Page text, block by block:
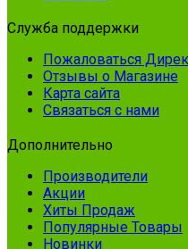
Служба поддержки
Пожаловаться
Отзывы о Магазине
Карта сайта
Связаться с нами
Дополнительно
Производители
Акции
Хиты Продаж
Популярные Товары
Новинки